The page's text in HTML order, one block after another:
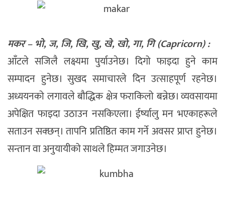
मकर – भो, ज, जि, खि, खु, खे, खो, गा, गि (Capricorn) :
आँटले सजिलै लक्ष्यमा पुर्याउनेछ। दिगो फाइदा हुने काम
सम्पादन हुनेछ। सुखद समाचारले दिन उत्साहपूर्ण रहनेछ।
अध्ययनको लगावले बौद्धिक क्षेत्र फराकिलो बन्नेछ। व्यवसायमा
अपेक्षित फाइदा उठाउन नसकिएला। ईर्ष्यालु मन भएकाहरूले
सताउन सक्छन्। तापनि प्रतिष्ठित काम गर्ने अवसर प्राप्त हुनेछ।
सन्तान वा अनुयायीको साथले हिम्मत जगाउनेछ।